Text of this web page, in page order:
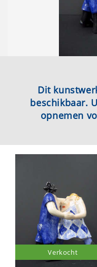
Dit
beschikbaar.
opnemen
Verkocht